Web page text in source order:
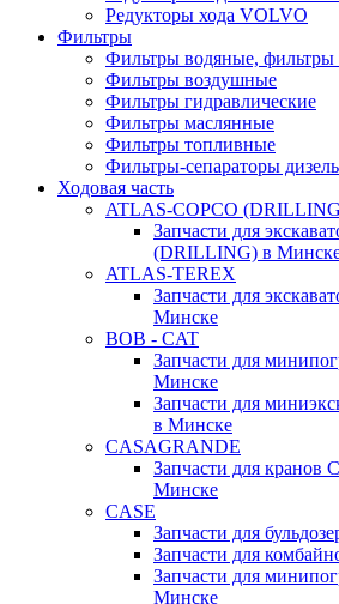
Редукторы хода VOLVO
Фильтры
Фильтры водяные, фильтры
Фильтры воздушные
Фильтры гидравлические
Фильтры маслянные
Фильтры топливные
Фильтры-сепараторы
Ходовая часть
ATLAS-COPCO
Запчасти для
(DRILLING) в
ATLAS-TEREX
Запчасти для
Минске
BOB - CAT
Запчасти для
Минске
Запчасти для
в Минске
CASAGRANDE
Запчасти для кранов
Минске
CASE
Запчасти для
Запчасти для
Запчасти для
Минске